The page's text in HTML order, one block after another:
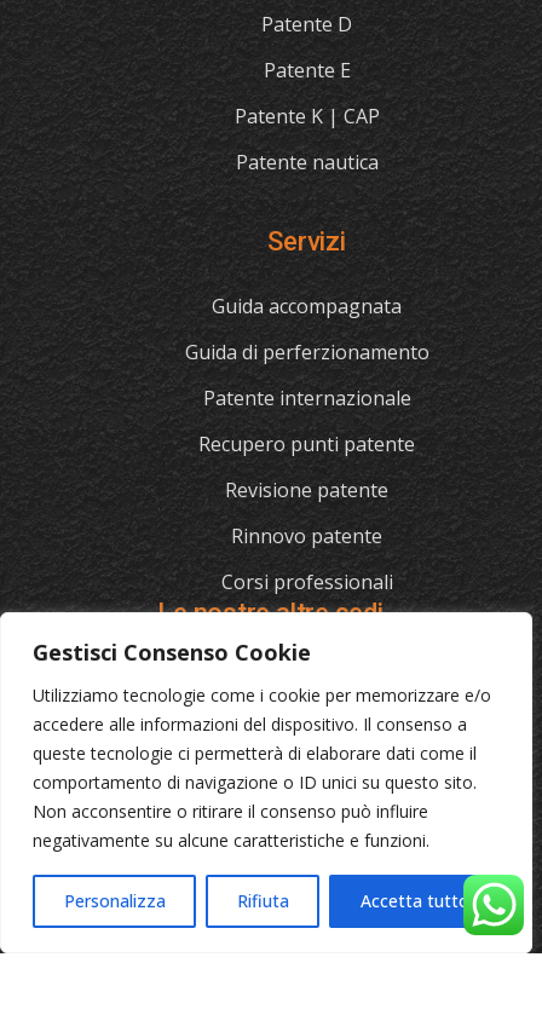
Gestisci Consenso Cookie
Utilizziamo tecnologie come i cookie per memorizzare e/o
accedere alle informazioni del dispositivo. Il consenso a
queste tecnologie ci permetterà di elaborare dati come il
comportamento di navigazione o ID unici su questo sito.
Non acconsentire o ritirare il consenso può influire
negativamente su alcune caratteristiche e funzioni.
Personalizza Rifiuta Accetta tutto
Patente D
Patente E
Patente K | CAP
Patente nautica
Servizi
Guida accompagnata
Guida di perferzionamento
Patente internazionale
Recupero punti patente
Revisione patente
Rinnovo patente
Corsi professionali
Le nostre altre sedi
L'AUTOSCUOLA
070/721841
Via Cagliari 129, 09012 Capoterra (Ca)
© 2023 L'Autoscuola • Partita IVA: 04046040921 •Privacy
Cookie Policy